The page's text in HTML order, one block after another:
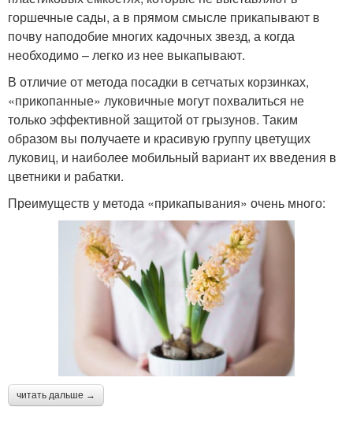
горшечные сады, а в прямом смысле прикапывают в
почву наподобие многих кадочных звезд, а когда
необходимо – легко из нее выкапывают.
В отличие от метода посадки в сетчатых корзинках,
«прикопанные» луковичные могут похвалиться не
только эффективной защитой от грызунов. Таким
образом вы получаете и красивую группу цветущих
луковиц, и наиболее мобильный вариант их введения в
цветники и рабатки.
Преимуществ у метода «прикапывания» очень много:
читать дальше →